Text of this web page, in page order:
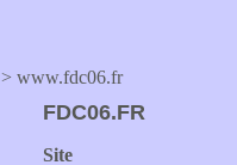
> www.fdc06.fr
FDC06.FR
Site